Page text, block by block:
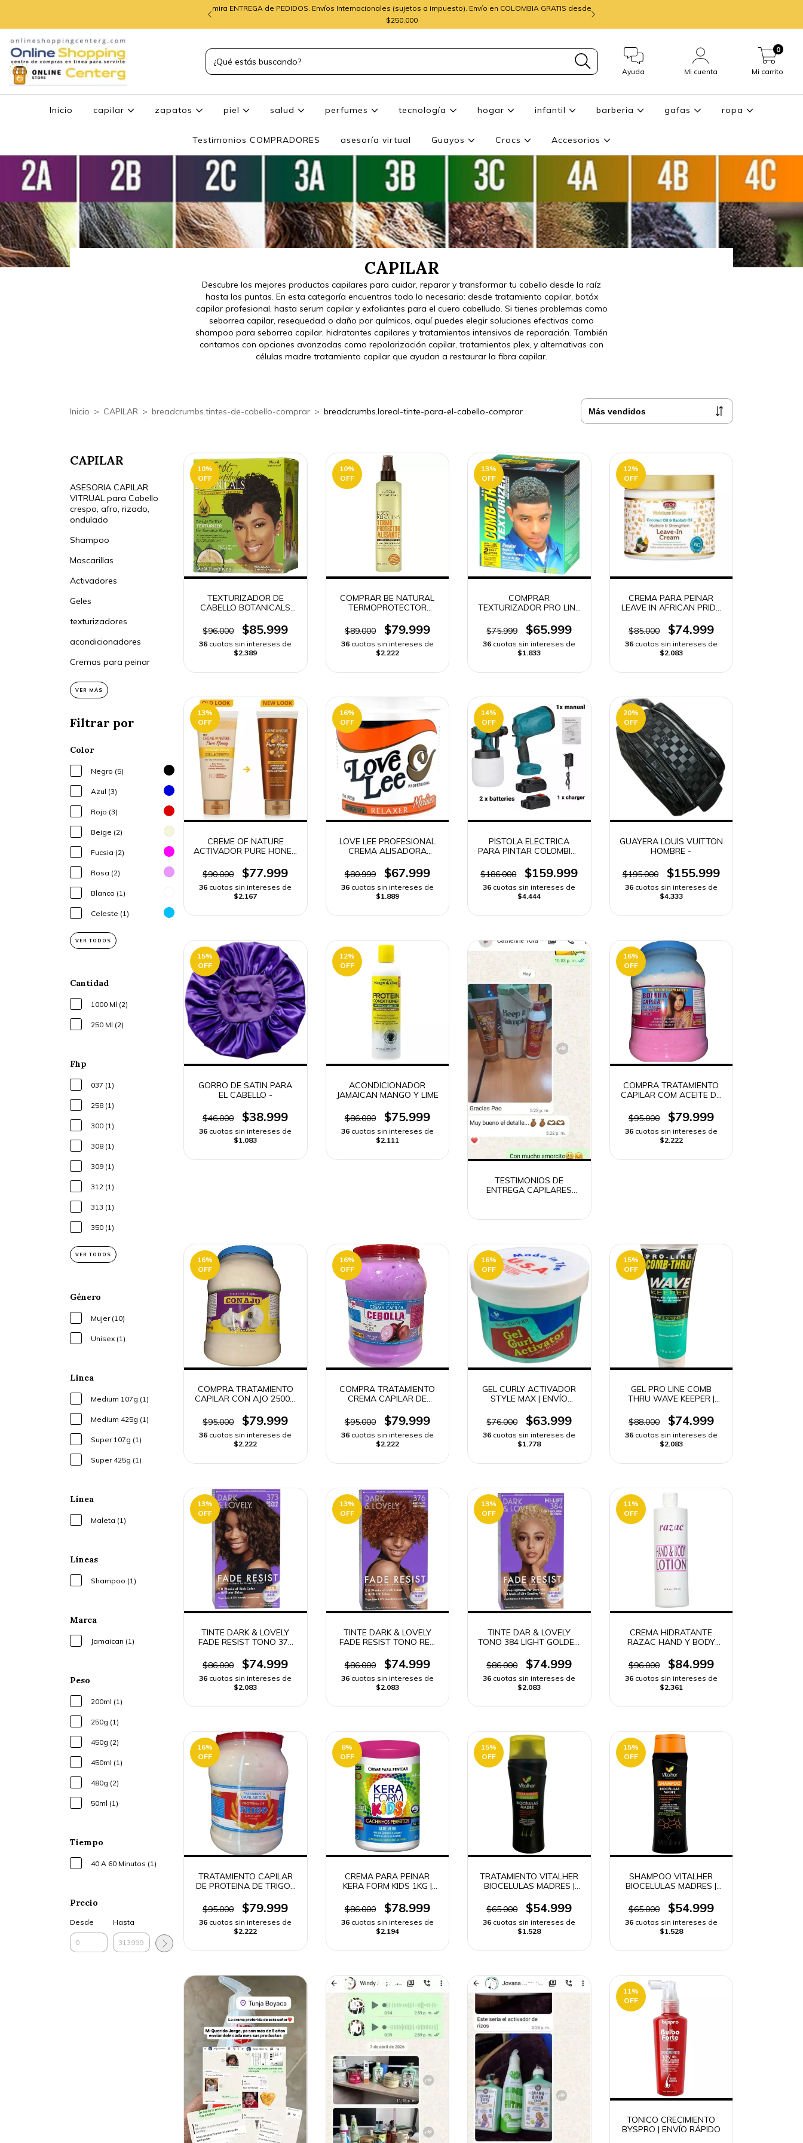
mira ENTREGA de PEDIDOS. Envíos Internacionales (sujetos a impuesto). Envío en COLOMBIA GRATIS desde
$250,000
Ayuda Mi cuenta Mi carrito
0
Inicio capilar zapatos piel salud perfumes tecnología hogar infantil barberia gafas ropa
Testimonios COMPRADORES asesoría virtual Guayos Crocs Accesorios
CAPILAR
Descubre los mejores productos capilares para cuidar, reparar y transformar tu cabello desde la raíz
hasta las puntas. En esta categoría encuentras todo lo necesario: desde tratamiento capilar, botóx
capilar profesional, hasta serum capilar y exfoliantes para el cuero cabelludo. Si tienes problemas como
seborrea capilar, resequedad o daño por químicos, aquí puedes elegir soluciones efectivas como
shampoo para seborrea capilar, hidratantes capilares y tratamientos intensivos de reparación. También
contamos con opciones avanzadas como repolarización capilar, tratamientos plex, y alternativas con
células madre tratamiento capilar que ayudan a restaurar la fibra capilar.
Inicio > CAPILAR > breadcrumbs.tintes-de-cabello-comprar > breadcrumbs.loreal-tinte-para-el-cabello-comprar
CAPILAR
ASESORIA CAPILAR
VITRUAL para Cabello
crespo, afro, rizado,
ondulado
Shampoo
Mascarillas
Activadores
Geles
texturizadores
acondicionadores
Cremas para peinar
VER MÁS
Filtrar por
Color
Negro (5)
Azul (3)
Rojo (3)
Beige (2)
Fucsia (2)
Rosa (2)
Blanco (1)
Celeste (1)
VER TODOS
Cantidad
1000 Ml (2)
250 Ml (2)
Fhp
037 (1)
258 (1)
300 (1)
308 (1)
309 (1)
312 (1)
313 (1)
350 (1)
VER TODOS
Género
Mujer (10)
Unisex (1)
Linea
Medium 107g (1)
Medium 425g (1)
Super 107g (1)
Super 425g (1)
Línea
Maleta (1)
Líneas
Shampoo (1)
Marca
Jamaican (1)
Peso
200ml (1)
250g (1)
450g (2)
450ml (1)
480g (2)
50ml (1)
Tiempo
40 A 60 Minutos (1)
Precio
Desde Hasta
10%
OFF
TEXTURIZADOR DE
CABELLO BOTANICALS
$96.000
$85.999
36 cuotas sin intereses de
$2.389
10%
OFF
COMPRAR BE NATURAL
TERMOPROTECTOR
$89.000
$79.999
36 cuotas sin intereses de
$2.222
13%
OFF
COMPRAR
TEXTURIZADOR PRO LINE
DESENREDA | ENVÍO
RÁPIDO.
$75.999 $65.999
36 cuotas sin intereses de
$1.833
12%
OFF
CREMA PARA PEINAR
LEAVE IN AFRICAN PRIDE
$85.000
$74.999
36 cuotas sin intereses de
$2.083
13%
OFF
CREME OF NATURE
ACTIVADOR PURE HONEY
$90.000
$77.999
36 cuotas sin intereses de
$2.167
16%
OFF
LOVE LEE PROFESIONAL
CREMA ALISADORA
$80.999
$67.999
36 cuotas sin intereses de
$1.889
14%
OFF
PISTOLA ELECTRICA
PARA PINTAR COLOMBIA |
$186.000
$159.999
36 cuotas sin intereses de
$4.444
20%
OFF
GUAYERA LOUIS VUITTON
HOMBRE -
$195.000 $155.999
36 cuotas sin intereses de
$4.333
15%
OFF
GORRO DE SATIN PARA
EL CABELLO -
$46.000 $38.999
36 cuotas sin intereses de
$1.083
12%
OFF
ACONDICIONADOR
JAMAICAN MANGO Y LIME
$86.000 $75.999
36 cuotas sin intereses de
$2.111
TESTIMONIOS DE
ENTREGA CAPILARES
16%
OFF
COMPRA TRATAMIENTO
CAPILAR COM ACEITE DE
RÁPIDO
$95.000 $79.999
36 cuotas sin intereses de
$2.222
16%
OFF
COMPRA TRATAMIENTO
CAPILAR CON AJO 2500G
$95.000
$79.999
36 cuotas sin intereses de
$2.222
16%
OFF
COMPRA TRATAMIENTO
CREMA CAPILAR DE
RÁPIDO
$95.000 $79.999
36 cuotas sin intereses de
$2.222
16%
OFF
GEL CURLY ACTIVADOR
STYLE MAX | ENVÍO
$76.000
$63.999
36 cuotas sin intereses de
$1.778
15%
OFF
GEL PRO LINE COMB
THRU WAVE KEEPER |
$88.000
$74.999
36 cuotas sin intereses de
$2.083
13%
OFF
TINTE DARK & LOVELY
FADE RESIST TONO 373
RAPIDO
$86.000 $74.999
36 cuotas sin intereses de
$2.083
13%
OFF
TINTE DARK & LOVELY
FADE RESIST TONO RED
RAPIDO
$86.000 $74.999
36 cuotas sin intereses de
$2.083
13%
OFF
TINTE DAR & LOVELY
TONO 384 LIGHT GOLDEN
$86.000
$74.999
36 cuotas sin intereses de
$2.083
11%
OFF
CREMA HIDRATANTE
RAZAC HAND Y BODY
$96.000
$84.999
36 cuotas sin intereses de
$2.361
16%
OFF
TRATAMIENTO CAPILAR
DE PROTEINA DE TRIGO |
$95.000
$79.999
36 cuotas sin intereses de
$2.222
8%
OFF
CREMA PARA PEINAR
KERA FORM KIDS 1KG |
$86.000
$78.999
36 cuotas sin intereses de
$2.194
15%
OFF
TRATAMIENTO VITALHER
BIOCELULAS MADRES |
$65.000
$54.999
36 cuotas sin intereses de
$1.528
15%
OFF
SHAMPOO VITALHER
BIOCELULAS MADRES |
$65.000
$54.999
36 cuotas sin intereses de
$1.528
11%
OFF
TONICO CRECIMIENTO
BYSPRO | ENVÍO RÁPIDO